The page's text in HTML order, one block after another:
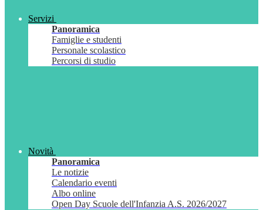
Servizi
Panoramica
Famiglie e studenti
Personale scolastico
Percorsi di studio
Novità
Panoramica
Le notizie
Calendario eventi
Albo online
Open Day Scuole dell'Infanzia A.S. 2026/2027